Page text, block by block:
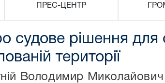
ПРЕС-ЦЕНТР
судове рішення для
території
Володимир Миколайович